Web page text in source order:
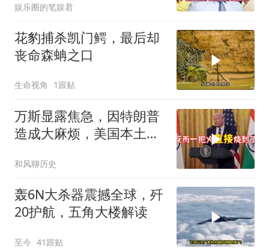
娱乐圈的笔娱君
花豹捕杀凯门鳄，最后却
丧命森蚺之口
生命视角 1跟贴
万斯显露焦急，因特朗普
造成大麻烦，美国本土有
和风聊历史
轰6N大杀器震撼全球，歼
20护航，五角大楼解读
至今 41跟贴